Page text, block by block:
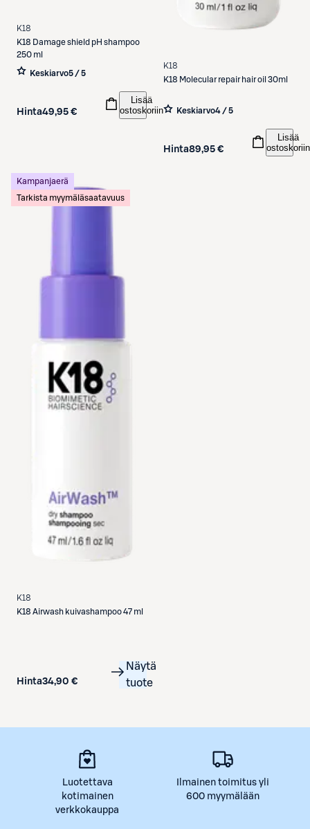
K18
K18 Damage shield pH shampoo
250 ml
Keskiarvo5 / 5
Hinta49,95 €
Lisää
ostoskoriin
K18
K18 Molecular repair hair oil 30ml
Keskiarvo4 / 5
Hinta89,95 €
Lisää
ostoskoriin
Kampanjaerä
Tarkista myymäläsaatavuus
K18
K18 Airwash kuivashampoo 47 ml
Hinta34,90 €
Näytä
tuote
Luotettava
kotimainen
verkkokauppa
Ilmainen toimitus yli
600 myymälään